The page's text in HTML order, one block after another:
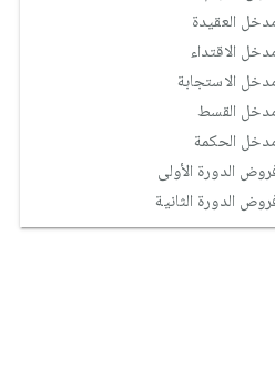
العقيدة
الاقتداء
الاستجابة
القسط
الحكمة
الدورة الأولى
الدورة الثانية